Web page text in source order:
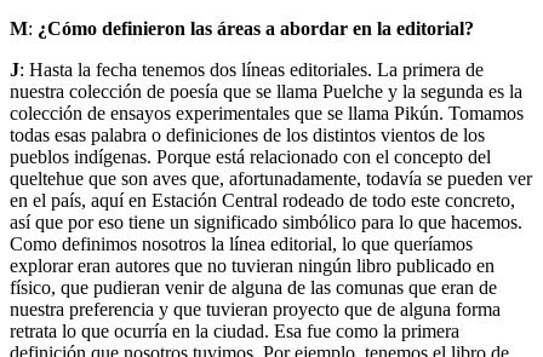
M: ¿Cómo definieron las áreas a abordar en la editorial?
J: Hasta la fecha tenemos dos líneas editoriales. La primera de
nuestra colección de poesía que se llama Puelche y la segunda es la
colección de ensayos experimentales que se llama Pikún. Tomamos
todas esas palabra o definiciones de los distintos vientos de los
pueblos indígenas. Porque está relacionado con el concepto del
queltehue que son aves que, afortunadamente, todavía se pueden ver
en el país, aquí en Estación Central rodeado de todo este concreto,
así que por eso tiene un significado simbólico para lo que hacemos.
Como definimos nosotros la línea editorial, lo que queríamos
explorar eran autores que no tuvieran ningún libro publicado en
físico, que pudieran venir de alguna de las comunas que eran de
nuestra preferencia y que tuvieran proyecto que de alguna forma
retrata lo que ocurría en la ciudad. Esa fue como la primera